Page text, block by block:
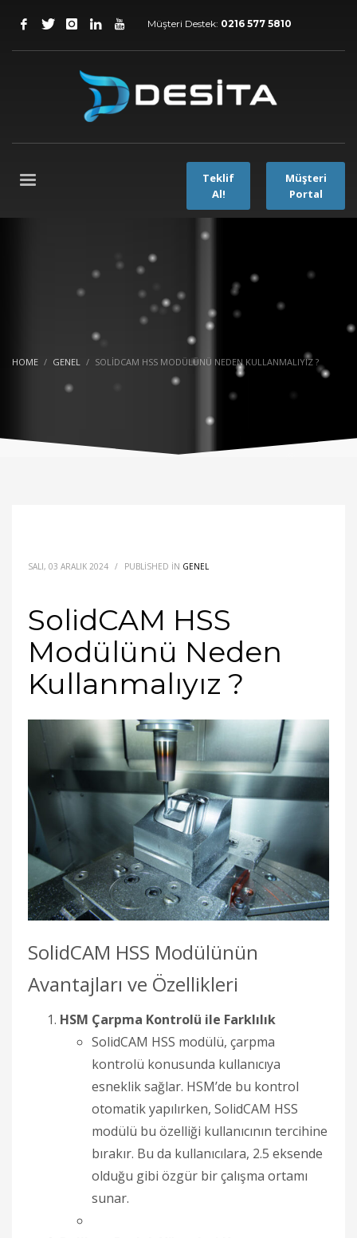
Müşteri Destek: 0216 577 5810
Teklif
Al!
Müşteri
Portal
HOME GENEL SOLIDCAM HSS MODÜLÜNÜ NEDEN KULLANMALIYIZ ?
SALI, 03 ARALIK 2024 / PUBLISHED IN GENEL
SolidCAM HSS
Modülünü Neden
Kullanmalıyız ?
SolidCAM HSS Modülünün
Avantajları ve Özellikleri
HSM Çarpma Kontrolü ile Farklılık
SolidCAM HSS modülü, çarpma
kontrolü konusunda kullanıcıya
esneklik sağlar. HSM’de bu kontrol
otomatik yapılırken, SolidCAM HSS
modülü bu özelliği kullanıcının tercihine
bırakır. Bu da kullanıcılara, 2.5 eksende
olduğu gibi özgür bir çalışma ortamı
sunar.